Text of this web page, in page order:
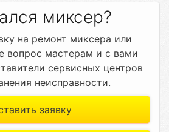
миксер?
на ремонт миксера или
вопрос мастерам и с вами
сервисных центров
неисправности.
заявку